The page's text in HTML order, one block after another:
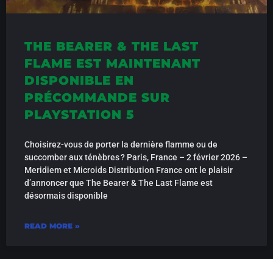
THE BEARER & THE LAST
FLAME EST MAINTENANT
DISPONIBLE EN
PRÉCOMMANDE SUR
PLAYSTATION 5
Choisirez-vous de porter la dernière flamme ou de
succomber aux ténèbres ? Paris, France – 2 février 2026 –
Meridiem et Microids Distribution France ont le plaisir
d’annoncer que The Bearer & The Last Flame est
désormais disponible
READ MORE »